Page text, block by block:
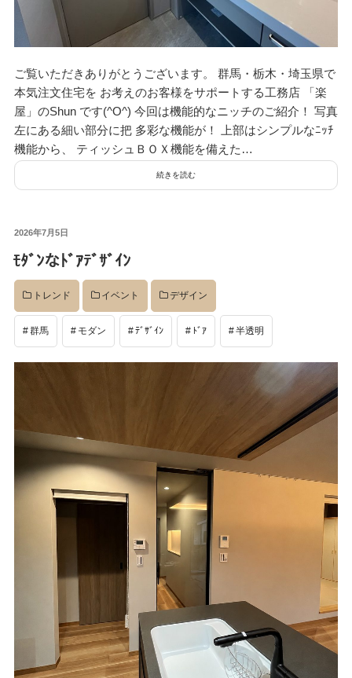
ご覧いただきありがとうございます。 群馬・栃木・埼玉県で
本気注文住宅を お考えのお客様をサポートする工務店 「楽
屋」のShun です(^O^) 今回は機能的なニッチのご紹介！ 写真
左にある細い部分に把 多彩な機能が！ 上部はシンプルなﾆｯﾁ
機能から、 ティッシュＢＯＸ機能を備えた…
続きを読む
投
日:
2026年7月5日
ﾓﾀﾞﾝなﾄﾞｱﾃﾞｻﾞｲﾝ
トレンド イベント デザイン
群馬 モダン ﾃﾞｻﾞｲﾝ ﾄﾞｱ 半透明
(受付／10:00～18:00)
アクセス 会社概要
資料請求